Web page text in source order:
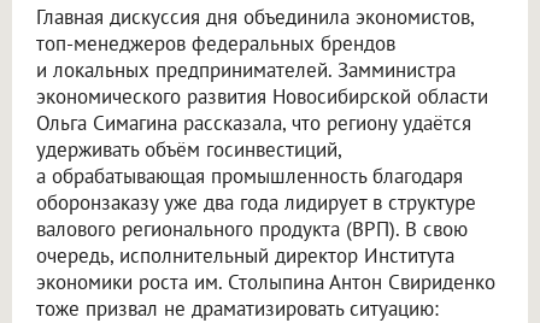
Главная дискуссия дня объединила экономистов,
топ-менеджеров федеральных брендов
и локальных предпринимателей. Замминистра
экономического развития Новосибирской области
Ольга Симагина рассказала, что региону удаётся
удерживать объём госинвестиций,
а обрабатывающая промышленность благодаря
оборонзаказу уже два года лидирует в структуре
валового регионального продукта (ВРП). В свою
очередь, исполнительный директор Института
экономики роста им. Столыпина Антон Свириденко
тоже призвал не драматизировать ситуацию: